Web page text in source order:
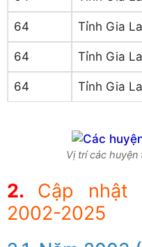
64 Tỉnh Gia
64 Tỉnh Gia
64 Tỉnh Gia
Vị trí các huyện
Cập
2002-2025